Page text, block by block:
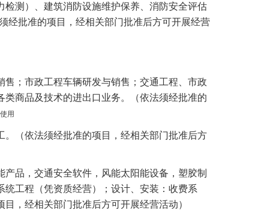
测）、建筑消防设施维护保养、消防安全评估
经批准的项目，经相关部门批准后方可开展经营
；市政工程车辆研发与销售；交通工程、市政
商品及技术的进出口业务。（依法须经批准的
用
（依法须经批准的项目，经相关部门批准后方
品，交通安全软件，风能太阳能设备，塑胶制
工程（凭资质经营）；设计、安装：收费系
，经相关部门批准后方可开展经营活动）